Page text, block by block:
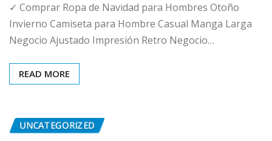
✓ Comprar Ropa de Navidad para Hombres Otoño
Invierno Camiseta para Hombre Casual Manga Larga
Negocio Ajustado Impresión Retro Negocio…
READ MORE
UNCATEGORIZED